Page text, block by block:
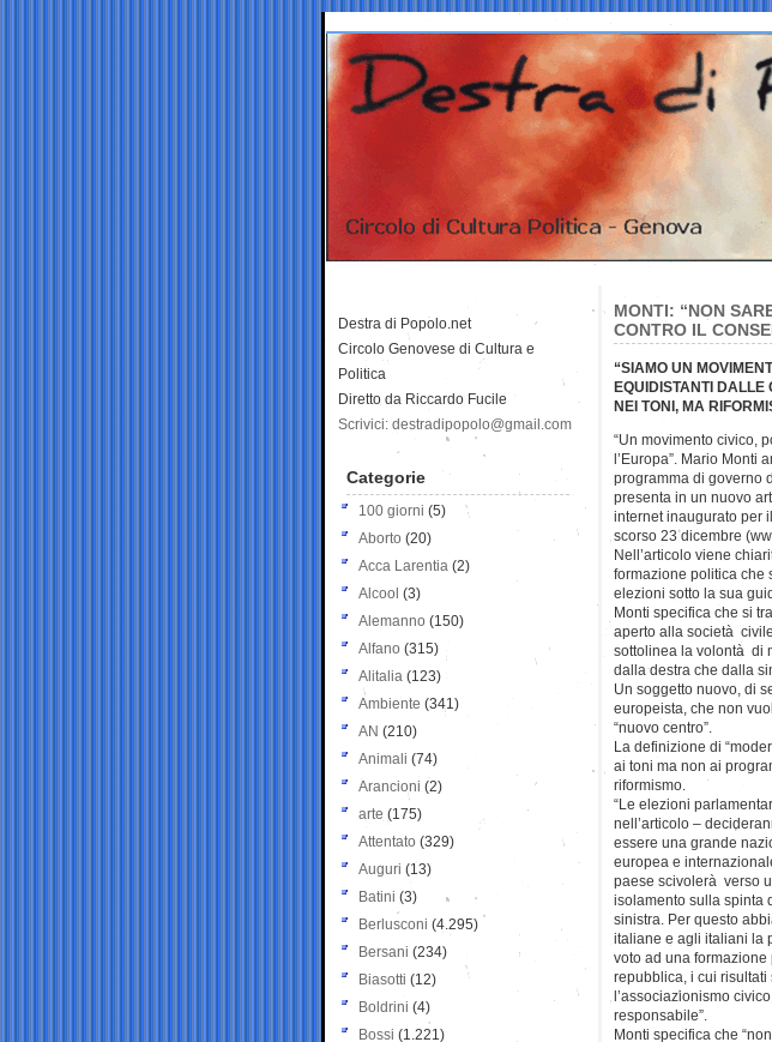
MONTI: “NON
CONTRO IL
“SIAMO UN
EQUIDISTANTI
NEI TONI, MA
“Un movimento civico,
l’Europa”. Mario Monti
programma di governo
presenta in un nuovo
internet inaugurato per
scorso 23 dicembre
Nell’articolo viene
formazione politica che
elezioni sotto la sua
Monti specifica che si
aperto alla società
sottolinea la volontà di
dalla destra che dalla
Un soggetto nuovo, di
europeista, che non
“nuovo centro”.
La definizione di
ai toni ma non ai
riformismo.
“Le elezioni
nell’articolo –
essere una grande
europea e
paese scivolerà verso
isolamento sulla spinta
sinistra. Per questo
italiane e agli italiani la
voto ad una
repubblica, i cui risultati
l’associazionismo
responsabile”.
Monti specifica che
Destra di Popolo.net
Circolo Genovese di Cultura e
Politica
Diretto da Riccardo Fucile
Scrivici: destradipopolo@gmail.com
Categorie
100 giorni (5)
Aborto (20)
Acca Larentia (2)
Alcool (3)
Alemanno (150)
Alfano (315)
Alitalia (123)
Ambiente (341)
AN (210)
Animali (74)
Arancioni (2)
arte (175)
Attentato (329)
Auguri (13)
Batini (3)
Berlusconi (4.295)
Bersani (234)
Biasotti (12)
Boldrini (4)
Bossi (1.221)